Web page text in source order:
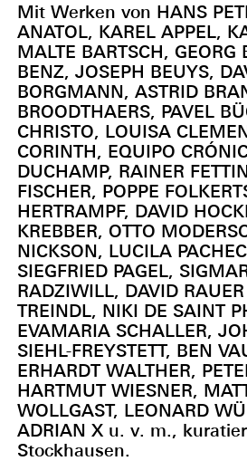
Mit Werken von HANS
ANATOL, KAREL APPEL,
MALTE BARTSCH, GEORG
BENZ, JOSEPH BEUYS,
BORGMANN, ASTRID
BROODTHAERS, PAVEL
CHRISTO, LOUISA
CORINTH, EQUIPO
DUCHAMP, RAINER
FISCHER, POPPE
HERTRAMPF, DAVID
KREBBER, OTTO
NICKSON, LUCILA
SIEGFRIED PAGEL,
RADZIWILL, DAVID
TREINDL, NIKI DE SAINT
EVAMARIA SCHALLER,
SIEHL-FREYSTETT, BEN
ERHARDT WALTHER,
HARTMUT WIESNER,
WOLLGAST, LEONARD
ADRIAN X u. v. m.,
Stockhausen.